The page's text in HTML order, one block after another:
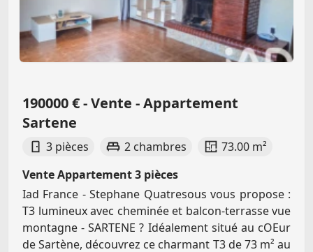
190000 € - Vente - Appartement
Sartene
3 pièces 2 chambres
73.00 m²
Vente Appartement 3 pièces
Iad France - Stephane Quatresous vous propose :
T3 lumineux avec cheminée et balcon-terrasse vue
montagne - SARTENE ? Idéalement situé au cOEur
de Sartène, découvrez ce charmant T3 de 73 m² au